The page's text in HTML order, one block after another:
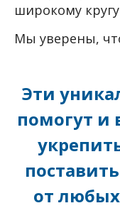
широкому
Мы уверены,
Эти
помогут и
от